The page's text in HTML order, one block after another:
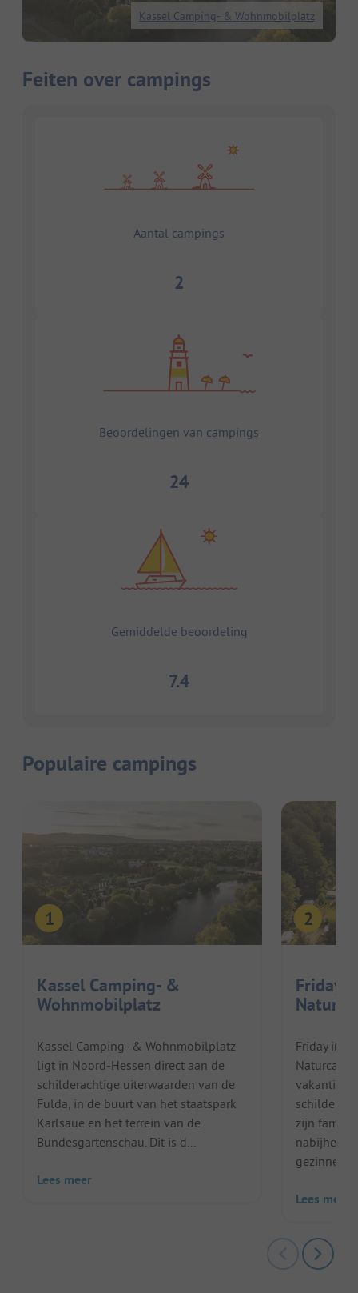
Kassel Camping- & Wohnmobilplatz
Feiten over campings
Aantal campings
2
Beoordelingen van campings
24
Gemiddelde beoordeling
7.4
Populaire campings
Kassel Camping- &
Wohnmobilplatz
Kassel Camping- & Wohnmobilplatz
ligt in Noord-Hessen direct aan de
schilderachtige uiterwaarden van de
Fulda, in de buurt van het staatspark
Karlsaue en het terrein van de
Bundesgartenschau. Dit is d...
Lees meer
Friday
Friday im
zijn
nabijheid
gezinnen
Lees meer